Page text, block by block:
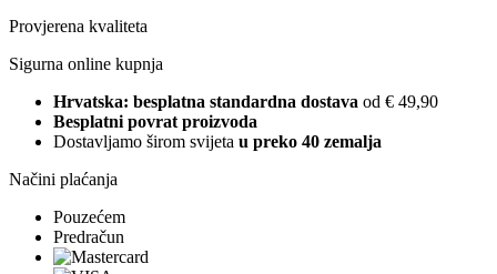
Provjerena kvaliteta
Sigurna online kupnja
Hrvatska: besplatna standardna dostava od € 49,90
Besplatni povrat proizvoda
Dostavljamo širom svijeta u preko 40 zemalja
Načini plaćanja
Pouzećem
Predračun